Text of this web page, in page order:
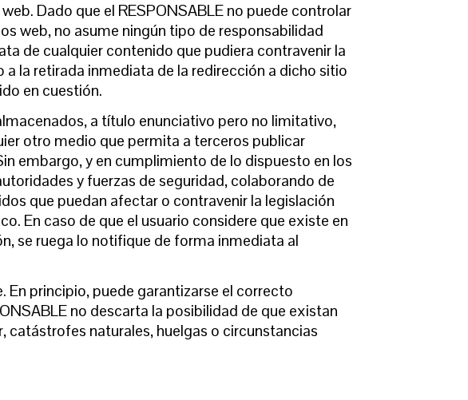
Dado que el RESPONSABLE no puede controlar
web, no asume ningún tipo de responsabilidad
de cualquier contenido que pudiera contravenir la
la retirada inmediata de la redirección a dicho sitio
en cuestión.
a título enunciativo pero no limitativo,
otro medio que permita a terceros publicar
embargo, y en cumplimiento de lo dispuesto en los
y fuerzas de seguridad, colaborando de
que puedan afectar o contravenir la legislación
En caso de que el usuario considere que existe en
se ruega lo notifique de forma inmediata al
principio, puede garantizarse el correcto
no descarta la posibilidad de que existan
catástrofes naturales, huelgas o circunstancias